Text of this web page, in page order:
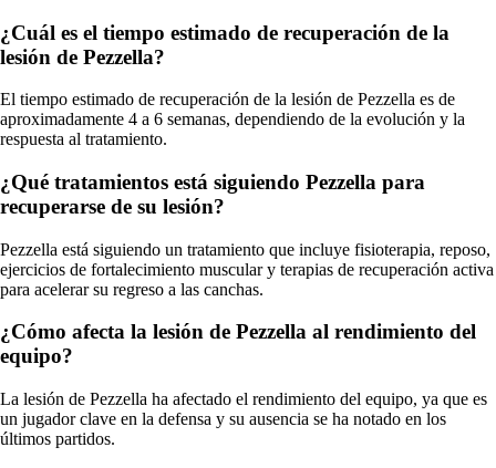
¿Cuál es el tiempo estimado de recuperación de la
lesión de Pezzella?
El tiempo estimado de recuperación de la lesión de Pezzella es de
aproximadamente 4 a 6 semanas, dependiendo de la evolución y la
respuesta al tratamiento.
¿Qué tratamientos está siguiendo Pezzella para
recuperarse de su lesión?
Pezzella está siguiendo un tratamiento que incluye fisioterapia, reposo,
ejercicios de fortalecimiento muscular y terapias de recuperación activa
para acelerar su regreso a las canchas.
¿Cómo afecta la lesión de Pezzella al rendimiento del
equipo?
La lesión de Pezzella ha afectado el rendimiento del equipo, ya que es
un jugador clave en la defensa y su ausencia se ha notado en los
últimos partidos.